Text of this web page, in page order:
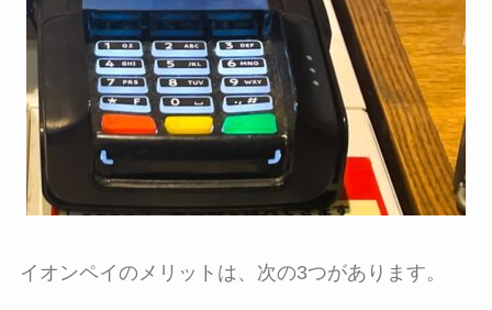
イオンペイのメリットは、次の3つがあります。